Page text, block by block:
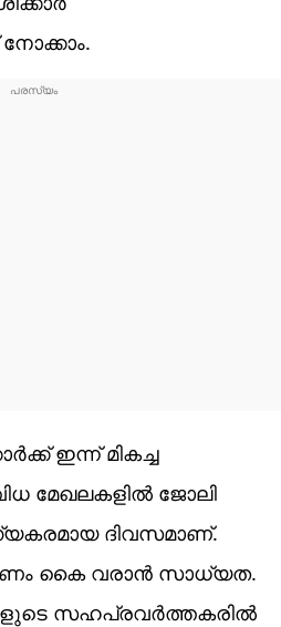
ഇന്ന് മികച്ച
മേഖലകളിൽ ജോലി
ദിവസമാണ്.
കൈ വരാൻ സാധ്യത.
സഹപ്രവർത്തകരിൽ